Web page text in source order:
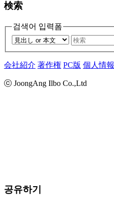
検索
검색어 입력폼
会社紹介 著作権 PC版 個人情報
ⓒ JoongAng Ilbo Co.,Ltd
공유하기